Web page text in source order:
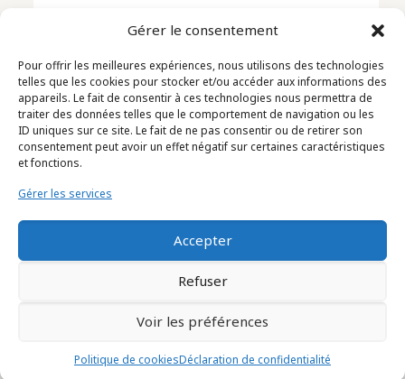
Gérer le consentement
Pour offrir les meilleures expériences, nous utilisons des technologies
telles que les cookies pour stocker et/ou accéder aux informations des
appareils. Le fait de consentir à ces technologies nous permettra de
traiter des données telles que le comportement de navigation ou les
ID uniques sur ce site. Le fait de ne pas consentir ou de retirer son
consentement peut avoir un effet négatif sur certaines caractéristiques
et fonctions.
Gérer les services
Accepter
Refuser
Voir les préférences
Politique de cookiesDéclaration de confidentialité
Remplisseuse Bouchonneuse
Visseuse Marque COMAS Type
RTS6 (2304005)